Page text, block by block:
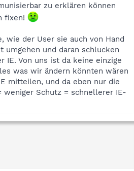
zu erklären können
fixen!
wie der User sie auch von Hand
umgehen und daran schlucken
IE. Von uns ist da keine einzige
was wir ändern könnten wären
mitteilen, und da eben nur die
weniger Schutz = schnellerer IE-